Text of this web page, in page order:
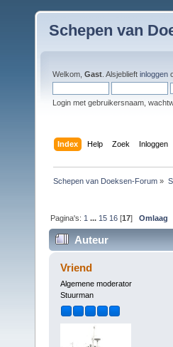
Schepen van
Welkom, Gast . Alsjeblieft inloggen
Login met gebruikersnaam,
Index Help Zoek Inloggen
Schepen van Doeksen-Forum »
Pagina's: 1 ... 15 16 [17]Omlaag
Auteur
Vriend
Algemene moderator
Stuurman